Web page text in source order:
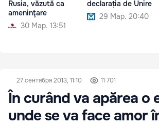
Rusia, văzută ca
ameninţare
30 Мар. 13:51
declarația de Unire
29 Мар. 20:40
27 сентября 2013, 11:10 11 701
În curând va apărea o
unde se va face amor